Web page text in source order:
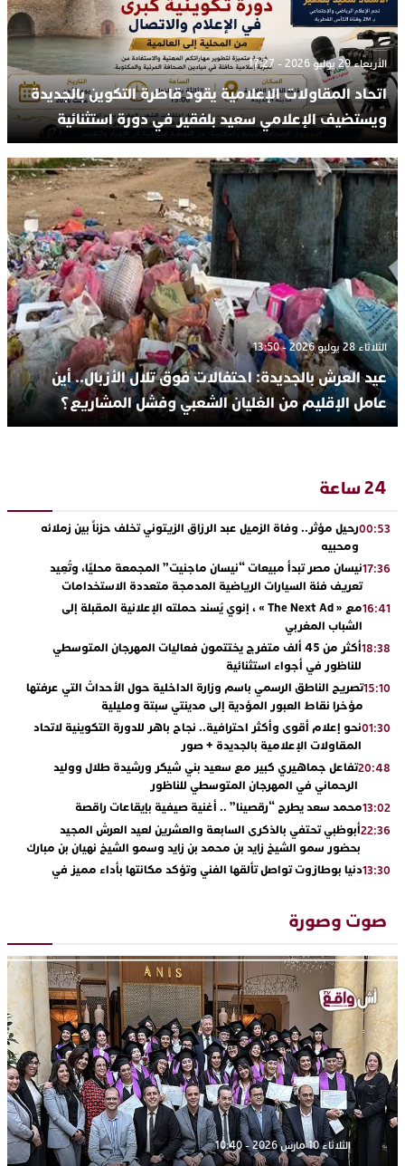
الأربعاء 29 يوليو 2026 - 17:27
اتحاد المقاولات الإعلامية يقود قاطرة التكوين بالجديدة
ويستضيف الإعلامي سعيد بلفقير في دورة استثنائية
الثلاثاء 28 يوليو 2026 - 13:50
عيد العرش بالجديدة: احتفالات فوق تلال الأزبال.. أين
عامل الإقليم من الغليان الشعبي وفشل المشاريع؟
24 ساعة
00:53رحيل مؤثر.. وفاة الزميل عبد الرزاق الزيتوني تخلف حزناً بين زملائه
ومحبيه
17:36نيسان مصر تبدأ مبيعات “نيسان ماجنيت” المجمعة محليًا، وتُعِيد
تعريف فئة السيارات الرياضية المدمجة متعددة الاستخدامات
16:41
مع « The Next Ad » ، إنوي يُسند حملته الإعلانية المقبلة إلى
الشباب المغربي
18:38
أكثر من 45 ألف متفرج يختتمون فعاليات المهرجان المتوسطي
للناظور في أجواء استثنائية
15:10تصريح الناطق الرسمي باسم وزارة الداخلية حول الأحداث التي عرفتها
مؤخرا نقاط العبور المؤدية إلى مدينتي سبتة ومليلية
01:30نحو إعلام أقوى وأكثر احترافية.. نجاح باهر للدورة التكوينية لاتحاد
المقاولات الإعلامية بالجديدة + صور
20:48تفاعل جماهيري كبير مع سعيد بني شيكر ورشيدة طلال ووليد
الرحماني في المهرجان المتوسطي للناظور
13:02محمد سعد يطرح “رقصينا” .. أغنية صيفية بإيقاعات راقصة
22:36أبوظبي تحتفي بالذكرى السابعة والعشرين لعيد العرش المجيد
بحضور سمو الشيخ زايد بن محمد بن زايد وسمو الشيخ نهيان بن مبارك
13:30دنيا بوطازوت تواصل تألقها الفني وتؤكد مكانتها بأداء مميز في
رهينتين من قبضة ذي سوابق بالجديدة
اتحاد المقاولات الإعلامية يقود قاطرة التكوين بالجديدة ويستضيف
الإعلامي سعيد بلفقير في دورة استثنائية
23:18 ترسيخا لثقافة ترشيد الموارد المائية.. اختتام فعاليات النسخة الثانية
من “القرية الذكية للماء” بمركز الاصطياف ببوزنيقة
17:36 من الراب والراي إلى العيطة والأغنية الأمازيغية.. مهرجان الناظور
المتوسطي يحتفي بتنوع الموسيقى المغربية
صوت وصورة
الثلاثاء 10 مارس 2026 - 10:40